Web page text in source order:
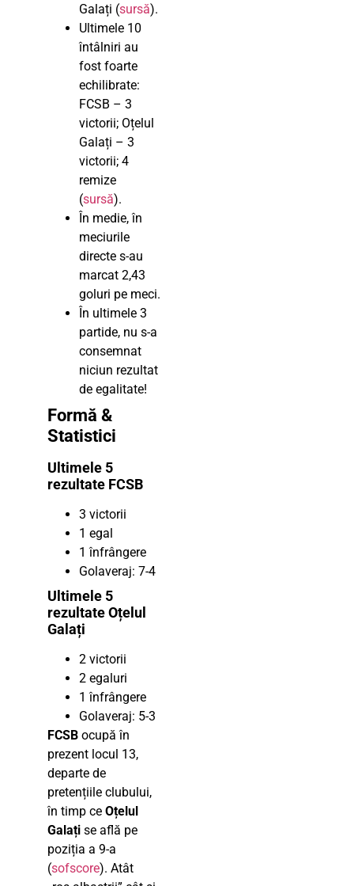
Galați (sursă).
Ultimele 10
întâlniri au
fost foarte
echilibrate:
FCSB – 3
victorii; Oțelul
Galați – 3
victorii; 4
remize
(sursă).
În medie, în
meciurile
directe s-au
marcat 2,43
goluri pe meci.
În ultimele 3
partide, nu s-a
consemnat
niciun rezultat
de egalitate!
Formă &
Statistici
Ultimele 5
rezultate FCSB
3 victorii
1 egal
1 înfrângere
Golaveraj: 7-4
Ultimele 5
rezultate Oțelul
Galați
2 victorii
2 egaluri
1 înfrângere
Golaveraj: 5-3
FCSB ocupă în
prezent locul 13,
departe de
pretențiile clubului,
în timp ce Oțelul
Galați se află pe
poziția a 9-a
(sofscore). Atât